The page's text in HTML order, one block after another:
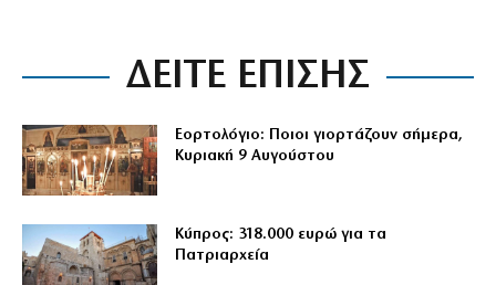
ΔΕΙΤΕ ΕΠΙΣΗΣ
Εορτολόγιο: Ποιοι γιορτάζουν σήμερα,
Κυριακή 9 Αυγούστου
Κύπρος: 318.000 ευρώ για τα
Πατριαρχεία